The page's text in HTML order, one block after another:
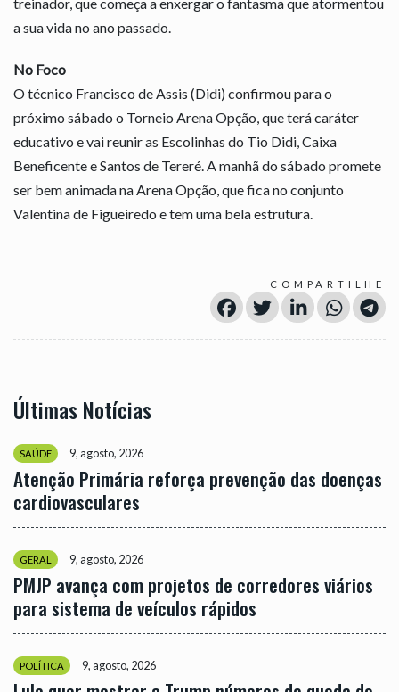
a sua vida no ano passado.
No Foco
O técnico Francisco de Assis (Didi) confirmou para o
próximo sábado o Torneio Arena Opção, que terá caráter
educativo e vai reunir as Escolinhas do Tio Didi, Caixa
Beneficente e Santos de Tereré. A manhã do sábado promete
ser bem animada na Arena Opção, que fica no conjunto
Valentina de Figueiredo e tem uma bela estrutura.
COMPARTILHE
Últimas Notícias
SAÚDE 9, agosto, 2026
Atenção Primária reforça prevenção das doenças
cardiovasculares
GERAL 9, agosto, 2026
PMJP avança com projetos de corredores viários
para sistema de veículos rápidos
POLÍTICA 9, agosto, 2026